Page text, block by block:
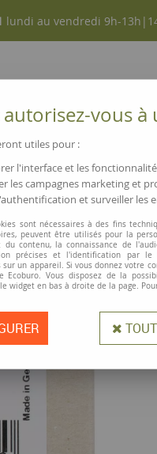
lundi au vendredi 9h-
NOUVEAUTÉS
vous à
utiles pour :
l'interface et les
les campagnes marketing et
et surveiller les
sont nécessaires à des fins
peuvent être utilisés pour la
du contenu, la connaissance de
précises et l'identification par
un appareil. Si vous donnez votre
Ecoburo. Vous disposez de la
widget en bas à droite de la page.